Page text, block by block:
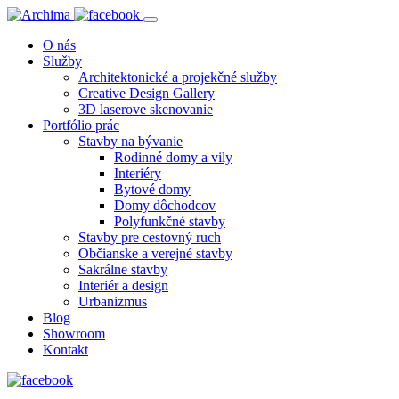
O nás
Služby
Architektonické a projekčné služby
Creative Design Gallery
3D laserove skenovanie
Portfólio prác
Stavby na bývanie
Rodinné domy a vily
Interiéry
Bytové domy
Domy dôchodcov
Polyfunkčné stavby
Stavby pre cestovný ruch
Občianske a verejné stavby
Sakrálne stavby
Interiér a design
Urbanizmus
Blog
Showroom
Kontakt